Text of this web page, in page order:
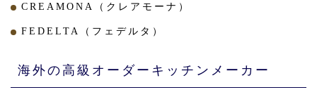
CREAMONA（クレアモーナ）
FEDELTA（フェデルタ）
海外の高級オーダーキッチンメーカー